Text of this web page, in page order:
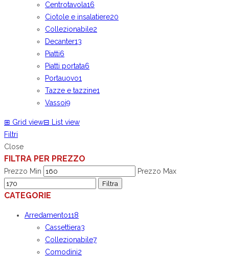
Centrotavola16
Ciotole e insalatiere20
Collezionabile2
Decanter13
Piatti6
Piatti portata6
Portauovo1
Tazze e tazzine1
Vassoi9
⊞ Grid view⊟
List view
Filtri
Close
FILTRA PER PREZZO
Prezzo Min
Prezzo Max
Filtra
CATEGORIE
Arredamento118
Cassettiera3
Collezionabile7
Comodini2